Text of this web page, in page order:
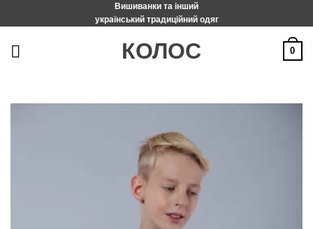
Вишиванки та інший
український традиційний одяг
КОЛОС 0